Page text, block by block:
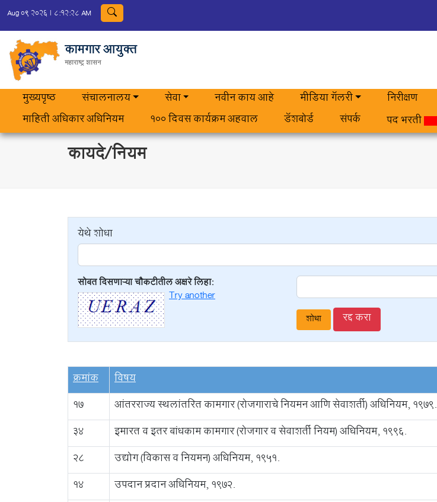
Aug 09 2026 | 8:12:28 AM
कामगार आयुक्त
महाराष्ट्र शासन
मुख्यपृष्ठ संचालनालय सेवा नवीन काय आहे मीडिया गॅलरी निरीक्षण
माहिती अधिकार अधिनियम
100 दिवस कार्यक्रम अहवाल डॅशबोर्ड संपर्क पद भरती
कायदे/नियम
येथे शोधा
सोबत दिसणाऱ्या चौकटीतील अक्षरे लिहा:
Try another
रद्द करा
क्रमांक विषय
17 आंतरराज्य स्थलांतरित कामगार (रोजगाराचे नियमन आणि सेवाशर्ती) अधिनियम, १९७९.
34
इमारत व इतर बांधकाम कामगार (रोजगार व सेवाशर्ती नियम) अधिनियम, १९९६.
28
उद्योग (विकास व नियमन) अधिनियम, १९५१.
14
उपदान प्रदान अधिनियम, १९७२.